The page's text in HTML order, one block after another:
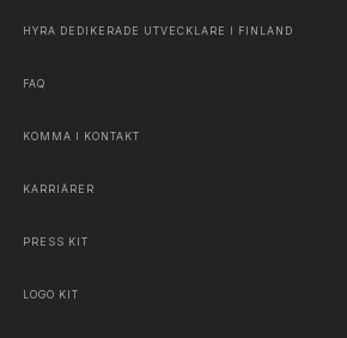
HYRA DEDIKERADE UTVECKLARE I FINLAND
FAQ
KOMMA I KONTAKT
KARRIÄRER
PRESS KIT
LOGO KIT